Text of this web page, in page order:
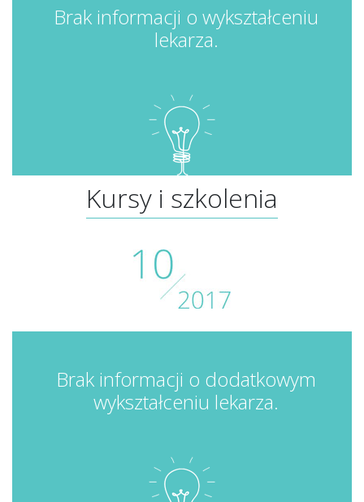
Brak informacji o wykształceniu
lekarza.
Kursy i szkolenia
Brak informacji o dodatkowym
wykształceniu lekarza.